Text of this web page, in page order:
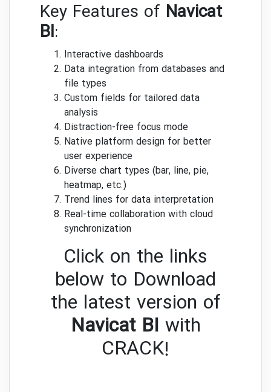
Key Features of Navicat
BI:
Interactive dashboards
Data integration from databases and
file types
Custom fields for tailored data
analysis
Distraction-free focus mode
Native platform design for better
user experience
Diverse chart types (bar, line, pie,
heatmap, etc.)
Trend lines for data interpretation
Real-time collaboration with cloud
synchronization
Click on the links
below to Download
the latest version of
Navicat BI with
CRACK!